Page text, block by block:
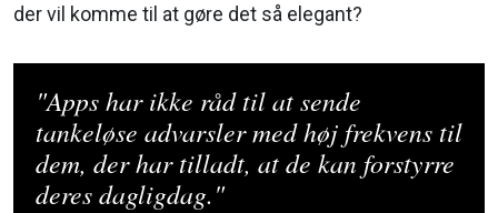
der vil komme til at gøre det så elegant?
"Apps har ikke råd til at sende
tankeløse advarsler med høj frekvens til
dem, der har tilladt, at de kan forstyrre
deres dagligdag."